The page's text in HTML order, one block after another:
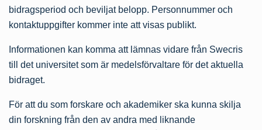
bidragsperiod och beviljat belopp. Personnummer och
kontaktuppgifter kommer inte att visas publikt.
Informationen kan komma att lämnas vidare från Swecris
till det universitet som är medelsförvaltare för det aktuella
bidraget.
För att du som forskare och akademiker ska kunna skilja
din forskning från den av andra med liknande